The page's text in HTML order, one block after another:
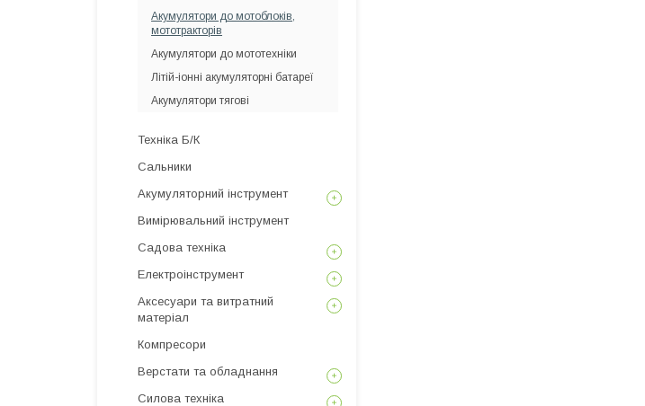
Акумулятори до мотоблоків,
мототракторів
Акумулятори до мототехніки
Літій-іонні акумуляторні батареї
Акумулятори тягові
Техніка Б/К
Сальники
Акумуляторний інструмент
Вимірювальний інструмент
Садова техніка
Електроінструмент
Аксесуари та витратний
матеріал
Компресори
Верстати та обладнання
Силова техніка